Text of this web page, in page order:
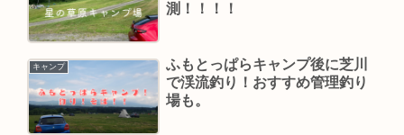
測！！！！
キャンプ
ふもとっぱらキャンプ後に芝川
で渓流釣り！おすすめ管理釣り
場も。